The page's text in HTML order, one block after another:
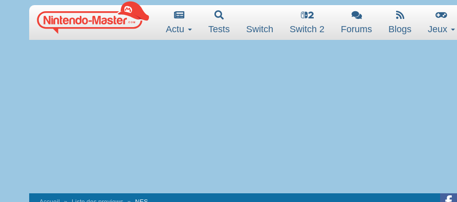
Actu Tests Switch Switch 2 Forums Blogs Jeux